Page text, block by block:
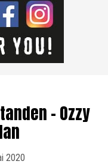
– Ozzy
2020